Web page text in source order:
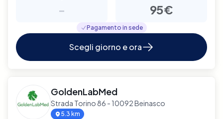
- 95€
Pagamento in sede
Scegli giorno e ora
GoldenLabMed
Strada Torino 86 - 10092 Beinasco
5.3 km